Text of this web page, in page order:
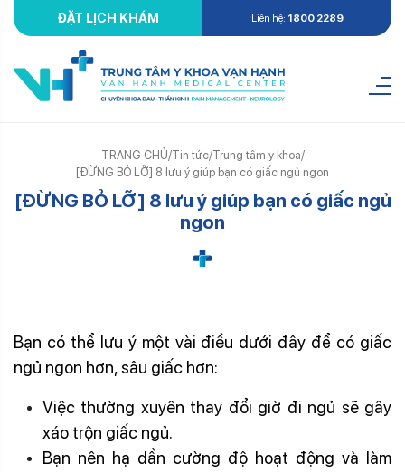
ĐẶT LỊCH KHÁM Liên hệ: 1800 2289
TRANG CHỦ/Tin tức/Trung tâm y khoa/
[ĐỪNG BỎ LỠ] 8 lưu ý giúp bạn có giấc ngủ ngon
[ĐỪNG BỎ LỠ] 8 lưu ý giúp bạn có giấc ngủ
ngon
Bạn có thể lưu ý một vài điều dưới đây để có giấc
ngủ ngon hơn, sâu giấc hơn:
Việc thường xuyên thay đổi giờ đi ngủ sẽ gây
xáo trộn giấc ngủ.
Bạn nên hạ dần cường độ hoạt động và làm